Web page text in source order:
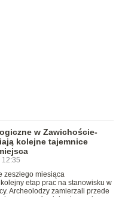
w Zawichoście-
kolejne tajemnice
zeszłego miesiąca
etap prac na stanowisku w
Archeolodzy zamierzali przede